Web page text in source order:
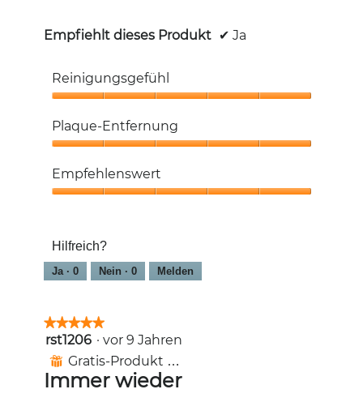
Empfiehlt dieses Produkt ✔ Ja
Reinigungsgefühl
5
von
Plaque-Entfernung
Entfernung,
5
Empfehlenswert
5
Hilfreich?
Ja · 0 Nein · 0 Melden
★★★★★
★★★★★
5
von
Sternen.
rst1206 · vor 9 Jahren
⊞ Gratis-Produkt erhalten
Immer wieder